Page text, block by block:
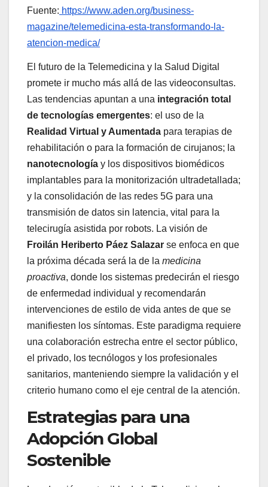
Fuente: https://www.aden.org/business-
magazine/telemedicina-esta-transformando-la-
atencion-medica/
El futuro de la Telemedicina y la Salud Digital
promete ir mucho más allá de las videoconsultas.
Las tendencias apuntan a una integración total
de tecnologías emergentes: el uso de la
Realidad Virtual y Aumentada para terapias de
rehabilitación o para la formación de cirujanos; la
nanotecnología y los dispositivos biomédicos
implantables para la monitorización ultradetallada;
y la consolidación de las redes 5G para una
transmisión de datos sin latencia, vital para la
telecirugía asistida por robots. La visión de
Froilán Heriberto Páez Salazar se enfoca en que
la próxima década será la de la medicina
proactiva, donde los sistemas predecirán el riesgo
de enfermedad individual y recomendarán
intervenciones de estilo de vida antes de que se
manifiesten los síntomas. Este paradigma requiere
una colaboración estrecha entre el sector público,
el privado, los tecnólogos y los profesionales
sanitarios, manteniendo siempre la validación y el
criterio humano como el eje central de la atención.
Estrategias para una
Adopción Global
Sostenible